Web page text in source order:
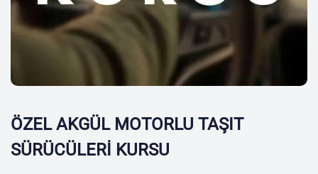
ÖZEL AKGÜL MOTORLU TAŞIT
SÜRÜCÜLERİ KURSU